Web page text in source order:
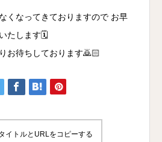
くなってきておりますので お早
たします🗓️
お待ちしております🙇🏻
イトルとURLをコピーする